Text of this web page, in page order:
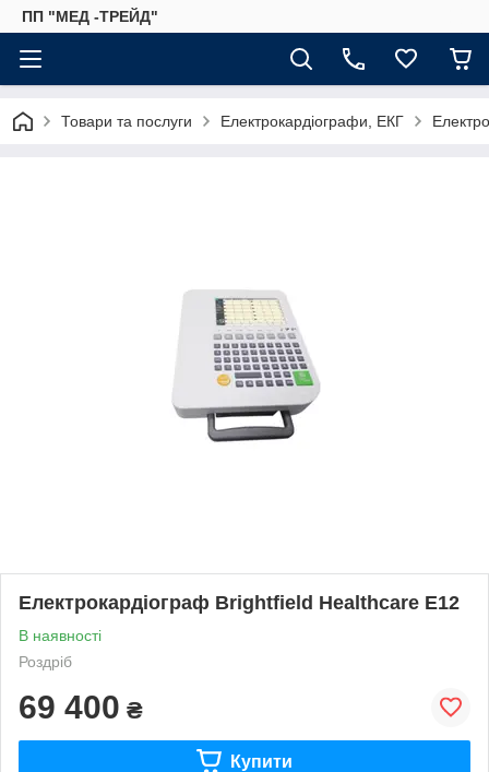
ПП "МЕД -ТРЕЙД"
Товари та послуги Електрокардіографи, ЕКГ
Електрокардіограф Brightfield Healthcare E12
В наявності
Роздріб
69 400 ₴
Купити